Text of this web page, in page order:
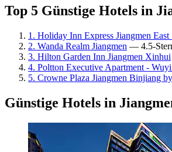
Top 5 Günstige Hotels in
1. Holiday Inn Express Jiangmen
2. Wanda Realm Jiangmen — 4.5-
3. Hilton Garden Inn Jiangmen Xinhui
4. Poltton Executive Apartment -
5. Crowne Plaza Jiangmen Binjiang
Günstige Hotels in